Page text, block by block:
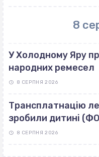
8
У Холодному Яру
народних ремесел
8 СЕРПНЯ 2026
Трансплатнацію
зробили дитині
8 СЕРПНЯ 2026